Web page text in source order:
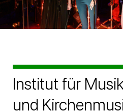
Institut für
und